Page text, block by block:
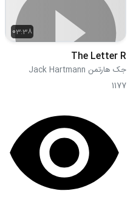
03:38
The Letter R
جک هارتمن Jack Hartmann
1177